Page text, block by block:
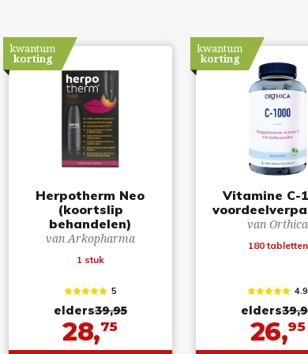
Herpotherm Neo
(koortslip
behandelen)
van Arkopharma
1 stuk
kwantum
korting
5
elders39,95
28,75
Vitamine C-
van Orthica
180 tabletten
kwantum
korting
4.9
elders
26,95